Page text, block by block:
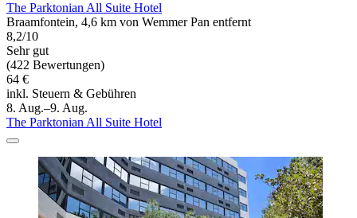
The Parktonian All Suite Hotel
Braamfontein, 4,6 km von Wemmer Pan entfernt
8,2/10
Sehr gut
(422 Bewertungen)
64 €
inkl. Steuern & Gebühren
8. Aug.–9. Aug.
The Parktonian All Suite Hotel